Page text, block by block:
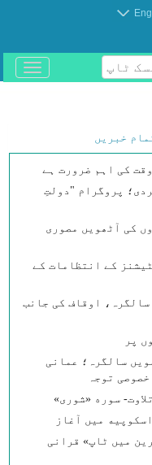
ٹاپ
باز
و
خبریں
کی اہم ضرورت ہے
پروگرام "دولتِ
کی آٹھویں مصوری
کے انتظامات کے
سالگرہ، اوقاف کی جانب
پر
سالگرہ؛ عمانی
توجہ
سوره‌‌ «شوری»
میں آغاز
میں ٹاپ» قرانی